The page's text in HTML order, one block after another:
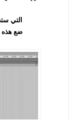
التي
ضع هذه